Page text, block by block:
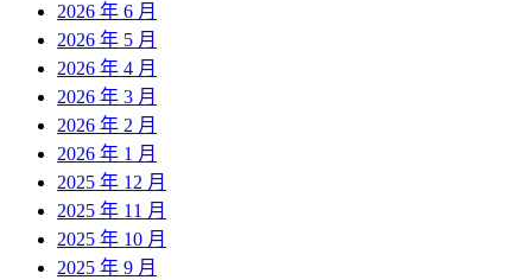
2026 年 6 月
2026 年 5 月
2026 年 4 月
2026 年 3 月
2026 年 2 月
2026 年 1 月
2025 年 12 月
2025 年 11 月
2025 年 10 月
2025 年 9 月